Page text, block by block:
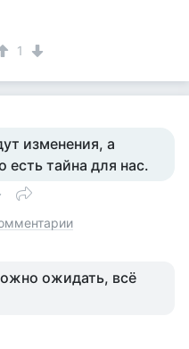
1
изменения, а
есть тайна для нас.
ожидать, всё